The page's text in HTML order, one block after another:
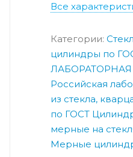
Все
Категории:
цилиндры по
Российская
из стекла,
по ГОСТ
мерные на
Мерные